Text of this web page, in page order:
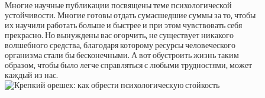
Многие научные публикации посвящены теме психологической
устойчивости. Многие готовы отдать сумасшедшие суммы за то, чтобы
их научили работать больше и быстрее и при этом чувствовать себя
прекрасно. Но вынуждены вас огорчить, не существует никакого
волшебного средства, благодаря которому ресурсы человеческого
организма стали бы бесконечными. А вот обустроить жизнь таким
образом, чтобы было легче справляться с любыми трудностями, может
каждый из нас.